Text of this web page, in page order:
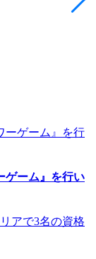
ゲーム』を行い